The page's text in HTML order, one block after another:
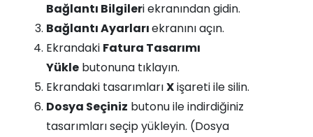
Bağlantı Bilgileri ekranından gidin.
Bağlantı Ayarlarıekranını açın.
Ekrandaki Fatura Tasarımı
Yükle butonuna tıklayın.
Ekrandaki tasarımlarıXişareti ile silin.
Dosya Seçiniz butonu ile indirdiğiniz
tasarımları seçip yükleyin. (Dosya